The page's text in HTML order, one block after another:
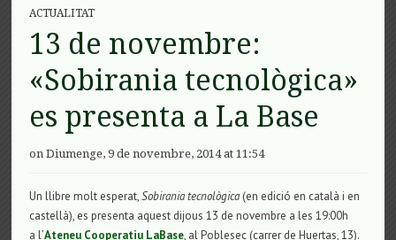
ACTUALITAT
13 de novembre:
«Sobirania tecnològica»
es presenta a La Base
on Diumenge, 9 de novembre, 2014 at 11:54
Un llibre molt esperat,Sobirania tecnològica (en edició en català i en
castellà), es presenta aquest dijous 13 de novembre a les 19:00h
a l’Ateneu Cooperatiu LaBase, al Poblesec (carrer de Huertas, 13).